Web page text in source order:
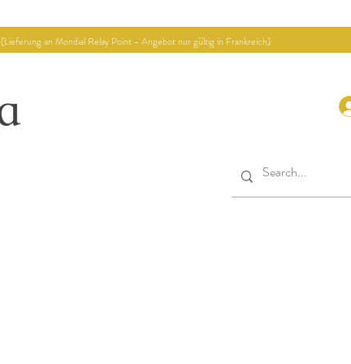
(Lieferung an Mondial Relay Point - Angebot nur gültig in Frankreich)